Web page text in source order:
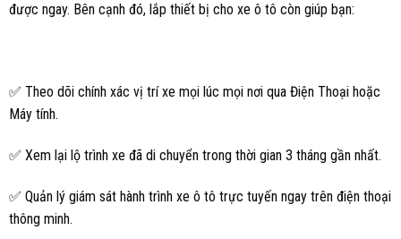
được ngay. Bên cạnh đó, lắp thiết bị cho xe ô tô còn giúp bạn:
✅ Theo dõi chính xác vị trí xe mọi lúc mọi nơi qua Điện Thoại hoặc
Máy tính.
✅ Xem lại lộ trình xe đã di chuyển trong thời gian 3 tháng gần nhất.
✅ Quản lý giám sát hành trình xe ô tô trực tuyến ngay trên điện thoại
thông minh.